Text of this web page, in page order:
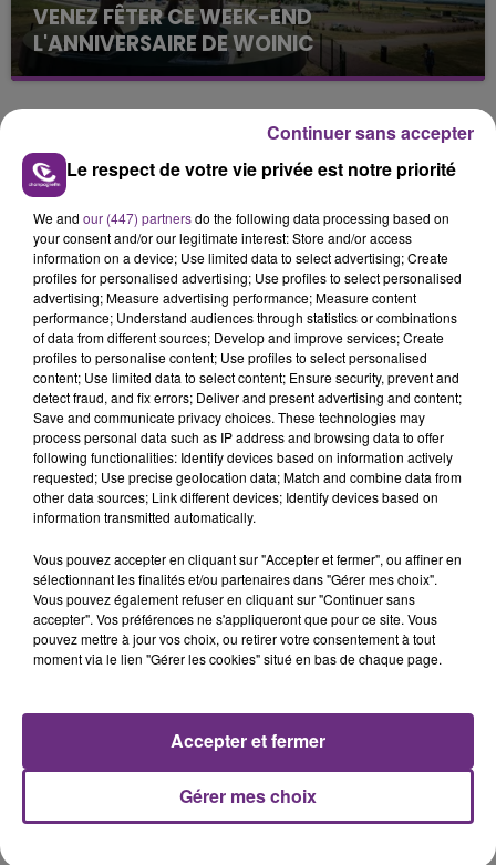
VENEZ FÊTER CE WEEK-END
L'ANNIVERSAIRE DE WOINIC
Ce samedi 8 août sera un grand jour :
Une fête est donc organisée et vous êtes tous
conviés !
8h05
8h05
JEREMY FREROT
Frerot
7h58
7h58
OLIVIA DEAN
So Easy (to Fall In Love)
7h55
7h55
ANGELE & JUSTICE
What You Want
7h48
7h48
Dis-Moi Ou
A L'ANTENNE
Le respect de votre vie privée est notre priorité
We and our (447) partnersdo the following data processing based on
your consent and/or our legitimate interest: Store and/or access
information on a device; Use limited data to select advertising; Create
profiles for personalised advertising; Use profiles to select personalised
advertising; Measure advertising performance; Measure content
performance; Understand audiences through statistics or combinations
of data from different sources; Develop and improve services; Create
profiles to personalise content; Use profiles to select personalised
content; Use limited data to select content; Ensure security, prevent and
detect fraud, and fix errors; Deliver and present advertising and content;
Save and communicate privacy choices. These technologies may
process personal data such as IP address and browsing data to offer
following functionalities: Identify devices based on information actively
requested; Use precise geolocation data; Match and combine data from
other data sources; Link different devices; Identify devices based on
information transmitted automatically.
Vous pouvez accepter en cliquant sur "Accepter et fermer", ou affiner en
sélectionnant les finalités et/ou partenaires dans "Gérer mes choix".
Vous pouvez également refuser en cliquant sur "Continuer sans
accepter". Vos préférences ne s'appliqueront que pour ce site. Vous
pouvez mettre à jour vos choix, ou retirer votre consentement à tout
moment via le lien "Gérer les cookies" situé en bas de chaque page.
Gérer mes choix
Accepter et fermer
Continuer sans accepter